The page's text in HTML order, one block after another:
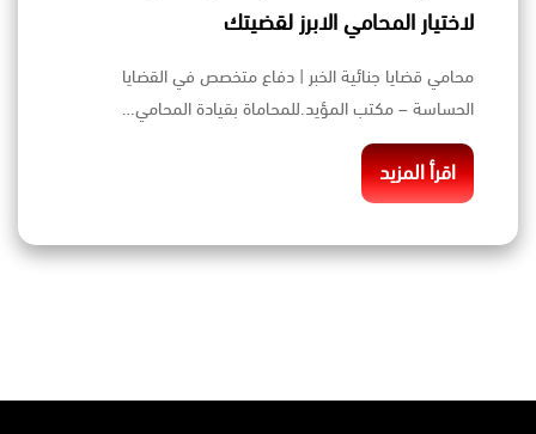
لاختيار المحامي الابرز لقضيتك
محامي قضايا جنائية الخبر | دفاع متخصص في القضايا
الحساسة – مكتب المؤيد.للمحاماة بقيادة المحامي…
اقرأ المزيد